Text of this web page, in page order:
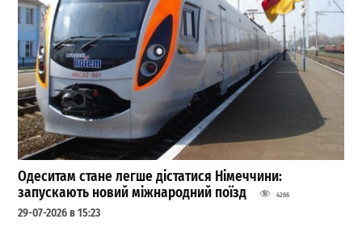
Одеситам стане легше дістатися Німеччини:
запускають новий міжнародний поїзд
4266
29-07-2026 в 15:23